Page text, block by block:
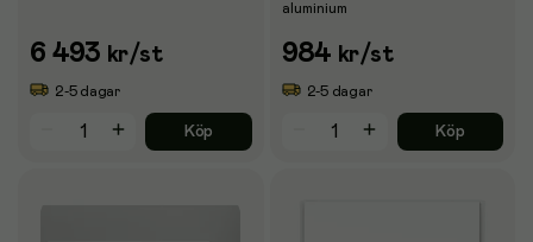
6 493 kr/st
2-5 dagar
Köp
aluminium
984 kr/st
2-5 dagar
Köp